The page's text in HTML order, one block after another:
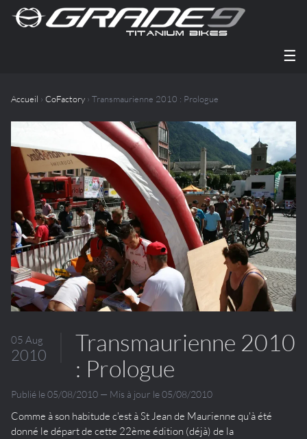
☰
Accueil › CoFactory › Transmaurienne 2010 : Prologue
05 Aug
2010
Transmaurienne 2010
: Prologue
Publié le 05/08/2010 — Mis à jour le 05/08/2010
Comme à son habitude c'est à St Jean de Maurienne qu'à été
donné le départ de cette 22ème édition (déjà) de la